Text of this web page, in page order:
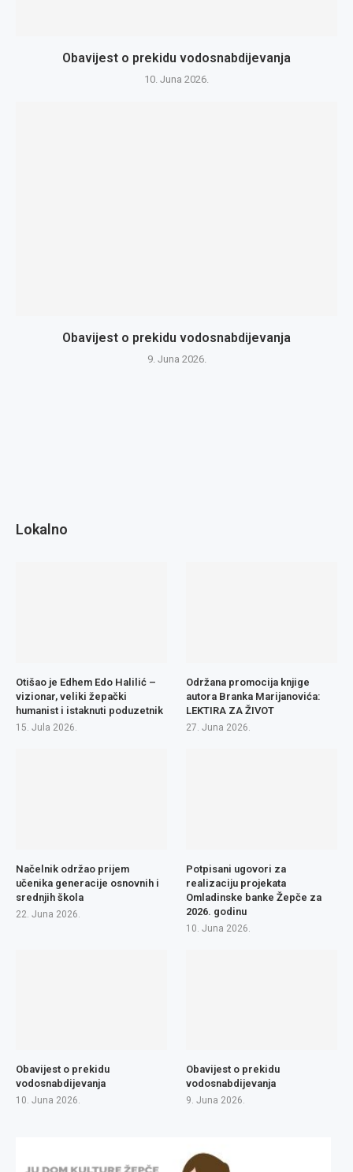
Obavijest o prekidu vodosnabdijevanja
10. Juna 2026.
Obavijest o prekidu vodosnabdijevanja
9. Juna 2026.
Lokalno
Otišao je Edhem Edo Halilić –
vizionar, veliki žepački
humanist i istaknuti poduzetnik
15. Jula 2026.
Održana promocija knjige
autora Branka Marijanovića:
LEKTIRA ZA ŽIVOT
27. Juna 2026.
Načelnik održao prijem
učenika generacije osnovnih i
srednjih škola
22. Juna 2026.
Potpisani ugovori za
realizaciju projekata
Omladinske banke Žepče za
2026. godinu
10. Juna 2026.
Obavijest o prekidu
vodosnabdijevanja
10. Juna 2026.
Obavijest o prekidu
vodosnabdijevanja
9. Juna 2026.